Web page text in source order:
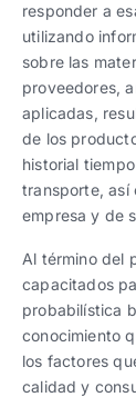
responder a
utilizando
sobre las
proveedores,
aplicadas,
de los
historial
transporte, así
empresa y de
Al término del
capacitados
probabilística
conocimiento
los factores
calidad y